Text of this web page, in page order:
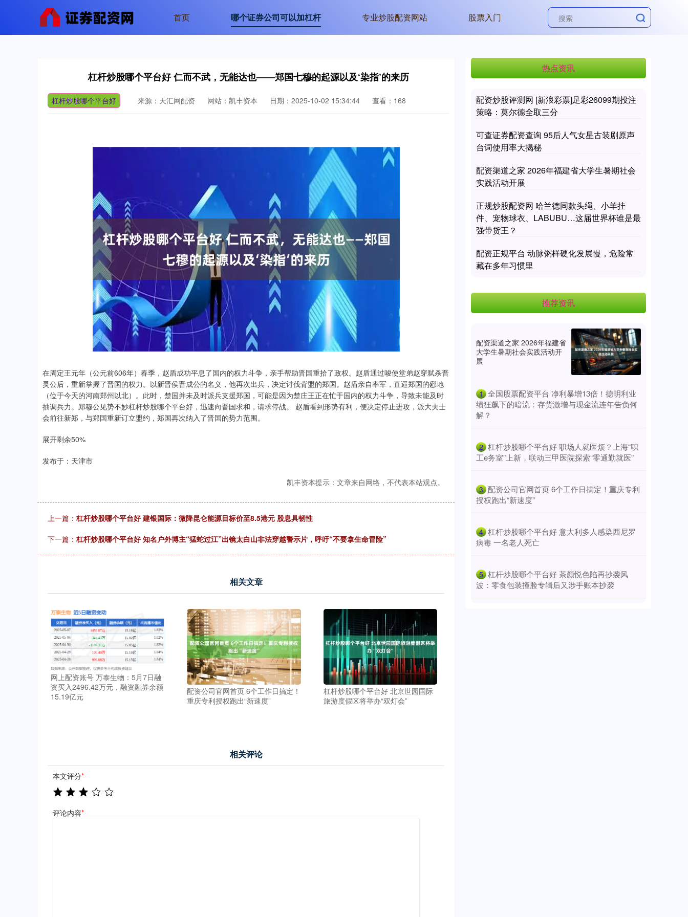
首页 哪个证券公司可以加杠杆 专业炒股配资网站 股票入门
杠杆炒股哪个平台好 仁而不武，无能达也——郑国七穆的起源以及‘染指’的来历
杠杆炒股哪个平台好 来源：天汇网配资 网站：凯丰资本 日期：2025-10-02 15:34:44 查看：168
在周定王元年（公元前606年）春季，赵盾成功平息了国内的权力斗争，亲手帮助晋国重拾了政权。赵盾通过唆使堂弟赵穿弑杀晋
灵公后，重新掌握了晋国的权力。以新晋侯晋成公的名义，他再次出兵，决定讨伐背盟的郑国。赵盾亲自率军，直逼郑国的郔地
（位于今天的河南郑州以北）。此时，楚国并未及时派兵支援郑国，可能是因为楚庄王正在忙于国内的权力斗争，导致未能及时
抽调兵力。郑穆公见势不妙杠杆炒股哪个平台好，迅速向晋国求和，请求停战。 赵盾看到形势有利，便决定停止进攻，派大夫士
会前往新郑，与郑国重新订立盟约，郑国再次纳入了晋国的势力范围。
展开剩余50%
发布于：天津市
凯丰资本提示：文章来自网络，不代表本站观点。
上一篇： 杠杆炒股哪个平台好 建银国际：微降昆仑能源目标价至8.5港元 股息具韧性
下一篇： 杠杆炒股哪个平台好 知名户外博主“猛蛇过江”出镜太白山非法穿越警示片，呼吁“不要拿生命冒险”
相关文章
网上配资账号 万泰生物：5月7日融
资买入2496.42万元，融资融券余额
15.19亿元
配资公司官网首页 6个工作日搞定！
重庆专利授权跑出“新速度”
杠杆炒股哪个平台好 北京世园国际
旅游度假区将举办“双灯会”
相关评论
本文评分*
评论内容*
热点资讯
配资炒股评测网 [新浪彩票]足彩26099期投注
策略：莫尔德全取三分
可查证券配资查询 95后人气女星古装剧原声
台词使用率大揭秘
配资渠道之家 2026年福建省大学生暑期社会
实践活动开展
正规炒股配资网 哈兰德同款头绳、小羊挂
件、宠物球衣、LABUBU…这届世界杯谁是最
强带货王？
配资正规平台 动脉粥样硬化发展慢，危险常
藏在多年习惯里
推荐资讯
配资渠道之家 2026年福建省
大学生暑期社会实践活动开
展
1 ​全国股票配资平台 净利暴增13倍！德明利业
绩狂飙下的暗流：存货激增与现金流连年告负何
解？
2 ​杠杆炒股哪个平台好 职场人就医烦？上海“职
工e务室”上新，联动三甲医院探索“零通勤就医”
3 ​配资公司官网首页 6个工作日搞定！重庆专利
授权跑出“新速度”
4 ​杠杆炒股哪个平台好 意大利多人感染西尼罗
病毒 一名老人死亡
5 ​杠杆炒股哪个平台好 茶颜悦色陷再抄袭风
波：零食包装撞脸专辑后又涉手账本抄袭